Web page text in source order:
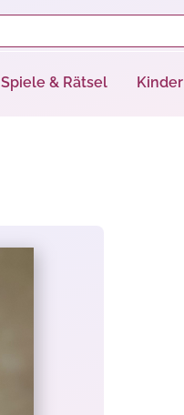
Spiele & Rätsel Kinder